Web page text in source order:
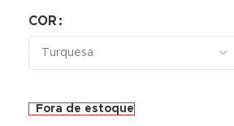
COR
Fora de estoque